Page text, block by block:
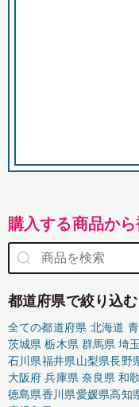
購入する商品か
都道府県で絞り込む
全ての都道府県 北海道
茨城県 栃木県 群馬県 埼
石川県福井県山梨県長野
大阪府 兵庫県 奈良県 和
徳島県香川県愛媛県高知